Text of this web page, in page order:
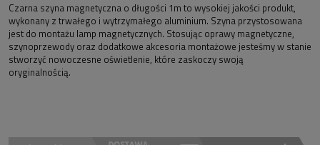
Czarna szyna magnetyczna o długości 1m to wysokiej jakości produkt,
wykonany z trwałego i wytrzymałego aluminium. Szyna przystosowana
jest do montażu lamp magnetycznych. Stosując oprawy magnetyczne,
szynoprzewody oraz dodatkowe akcesoria montażowe jesteśmy w stanie
stworzyć nowoczesne oświetlenie, które zaskoczy swoją
oryginalnością.